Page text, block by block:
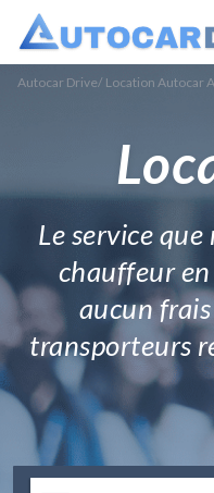
Autocar Drive/ Location Autocar
Le service
chauffeur
aucun
transporteurs